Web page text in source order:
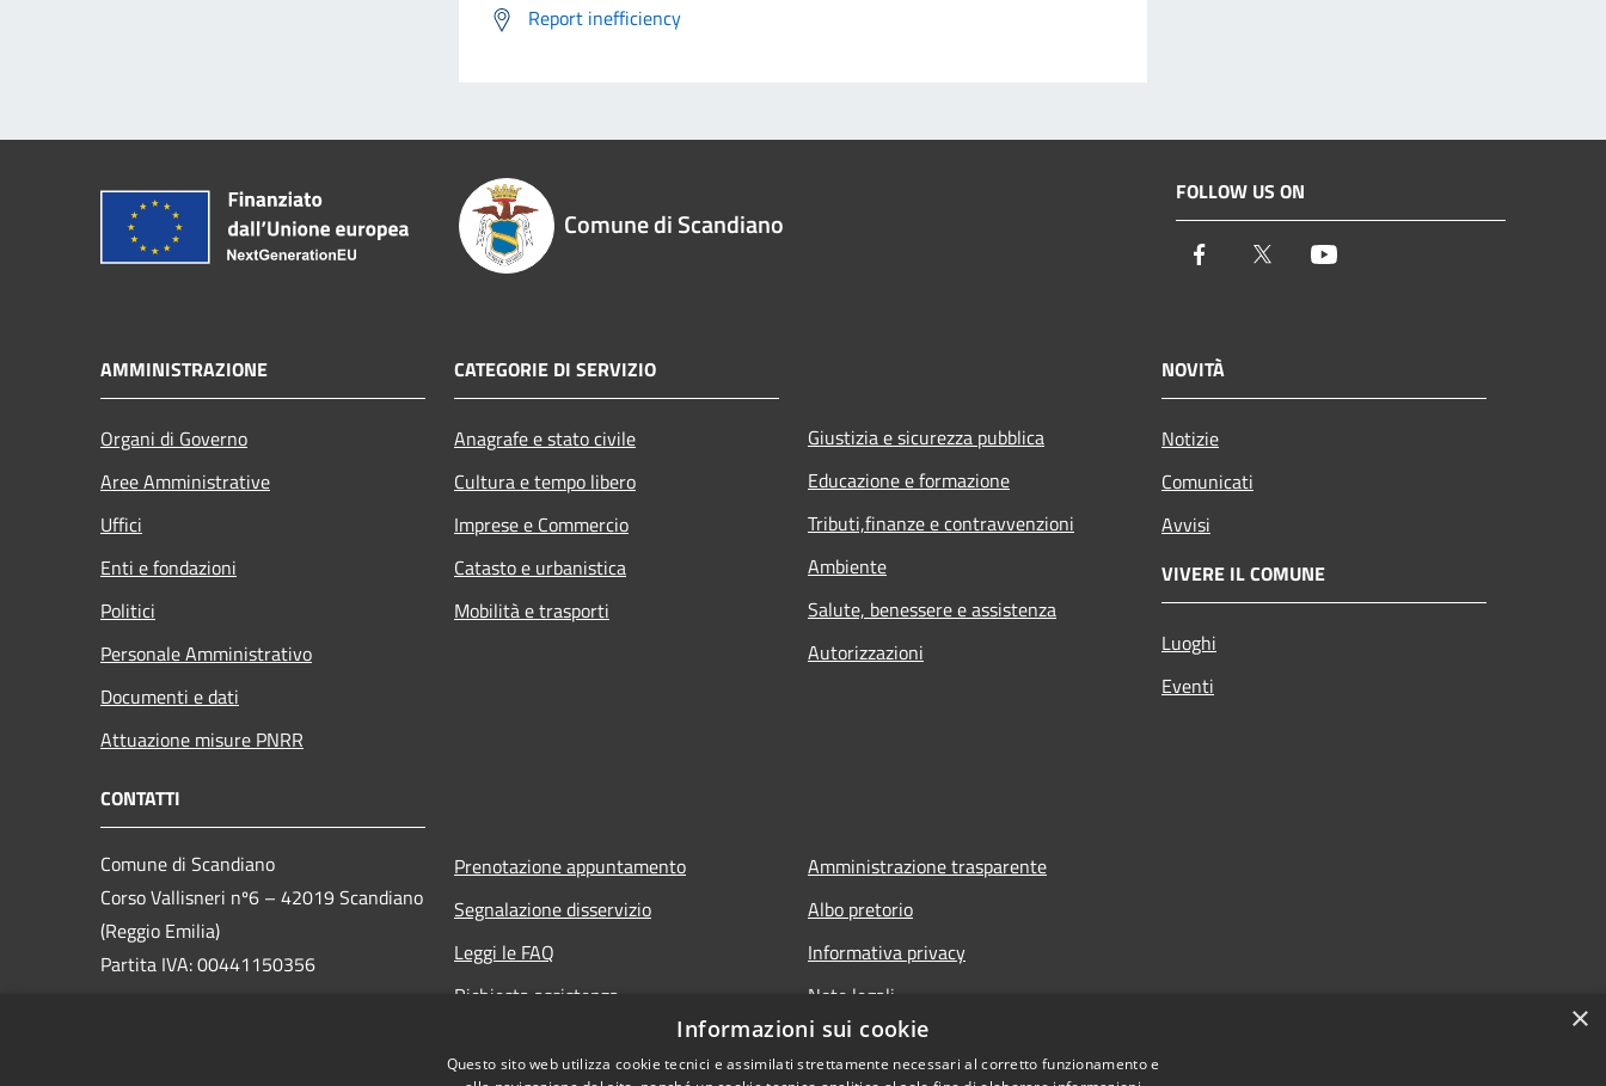
Report inefficiency
Comune di Scandiano
FOLLOW US ON
Facebook Twitter
AMMINISTRAZIONE
Organi di Governo
Aree Amministrative
Uffici
Enti e fondazioni
Politici
Personale Amministrativo
Documenti e dati
Attuazione misure PNRR
CATEGORIE DI SERVIZIO
Anagrafe e stato civile
Cultura e tempo libero
Imprese e Commercio
Catasto e urbanistica
Mobilità e trasporti
Giustizia e sicurezza pubblica
Educazione e formazione
Tributi,finanze e contravvenzioni
Ambiente
Salute, benessere e assistenza
Autorizzazioni
NOVITÀ
Notizie
Comunicati
Avvisi
VIVERE IL COMUNE
Luoghi
Eventi
CONTATTI
Comune di Scandiano
Corso Vallisneri nº6 – 42019 Scandiano
(Reggio Emilia)
Partita IVA: 00441150356
Prenotazione appuntamento
Segnalazione disservizio
Leggi le FAQ
Richiesta assistenza
Amministrazione trasparente
Albo pretorio
Informativa privacy
Note legali
Dichiarazione di accessibilità
×
Informazioni sui cookie
Questo sito web utilizza cookie tecnici e assimilati strettamente necessari al corretto funzionamento e